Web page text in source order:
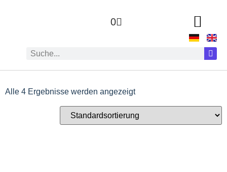
0
Alle 4 Ergebnisse werden angezeigt